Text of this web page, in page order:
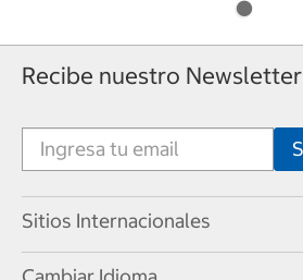
Recibe nuestro Newsletter
Sitios Internacionales